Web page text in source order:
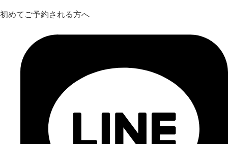
初めてご予約される方へ